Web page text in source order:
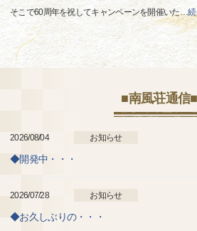
そこで60周年を祝してキャンペーンを開催いた…
■南風荘通信■
2026/08/04 お知らせ
◆開発中・・・
2026/07/28 お知らせ
◆お久しぶりの・・・